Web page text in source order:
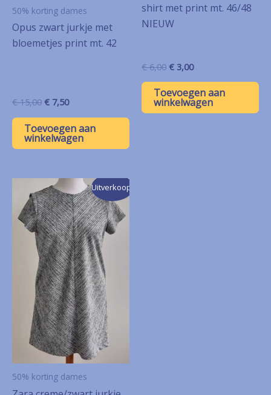
50% korting dames
Opus zwart jurkje met
bloemetjes print mt. 42
€15,00 Oorspronkelijke
was:
€ 15,00.
€ 7,50Huidige
is:
€ 7,50.
Toevoegen aan
winkelwagen
shirt met print mt. 46/48
NIEUW
€6,00 Oorspronkelijke
was:
€ 6,00.
€ 3,00Huidige
is:
€ 3,00.
Toevoegen aan
winkelwagen
Uitverkoop!
50% korting dames